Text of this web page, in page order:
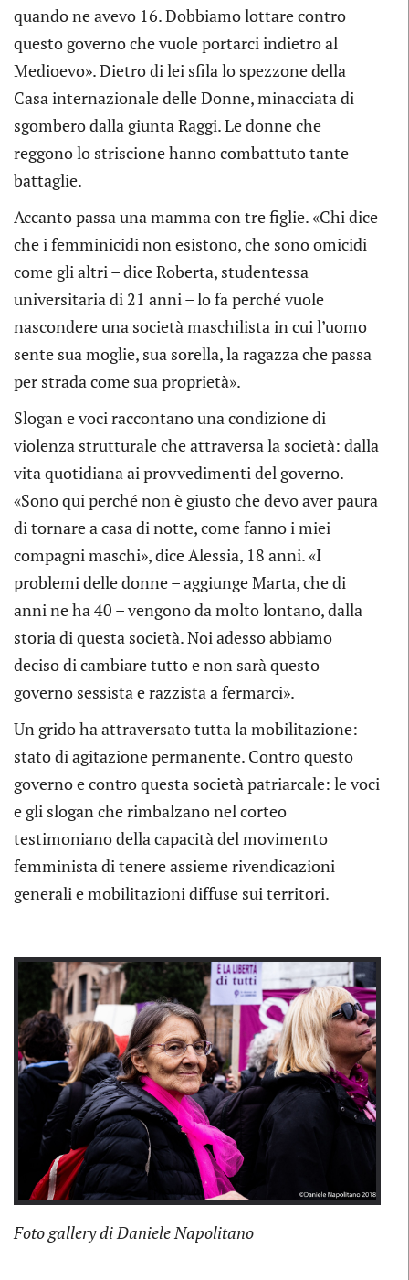
quando ne avevo 16. Dobbiamo lottare contro
questo governo che vuole portarci indietro al
Medioevo». Dietro di lei sfila lo spezzone della
Casa internazionale delle Donne, minacciata di
sgombero dalla giunta Raggi. Le donne che
reggono lo striscione hanno combattuto tante
battaglie.
Accanto passa una mamma con tre figlie. «Chi dice
che i femminicidi non esistono, che sono omicidi
come gli altri – dice Roberta, studentessa
universitaria di 21 anni – lo fa perché vuole
nascondere una società maschilista in cui l’uomo
sente sua moglie, sua sorella, la ragazza che passa
per strada come sua proprietà».
Slogan e voci raccontano una condizione di
violenza strutturale che attraversa la società: dalla
vita quotidiana ai provvedimenti del governo.
«Sono qui perché non è giusto che devo aver paura
di tornare a casa di notte, come fanno i miei
compagni maschi», dice Alessia, 18 anni. «I
problemi delle donne – aggiunge Marta, che di
anni ne ha 40 – vengono da molto lontano, dalla
storia di questa società. Noi adesso abbiamo
deciso di cambiare tutto e non sarà questo
governo sessista e razzista a fermarci».
Un grido ha attraversato tutta la mobilitazione:
stato di agitazione permanente. Contro questo
governo e contro questa societàpatriarcale: le voci
e gli slogan che rimbalzano nel corteo
testimoniano della capacità del movimento
femminista di tenere assieme rivendicazioni
generali e mobilitazioni diffuse sui territori.
Foto gallery di Daniele Napolitano